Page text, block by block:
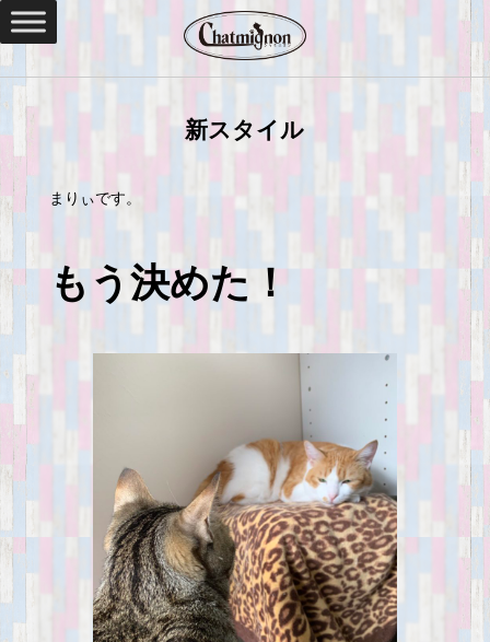
新スタイル
まりぃです。
もう決めた！